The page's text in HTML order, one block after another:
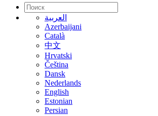
العربية
Azerbaijani
Català
中文
Hrvatski
Čeština
Dansk
Nederlands
English
Estonian
Persian